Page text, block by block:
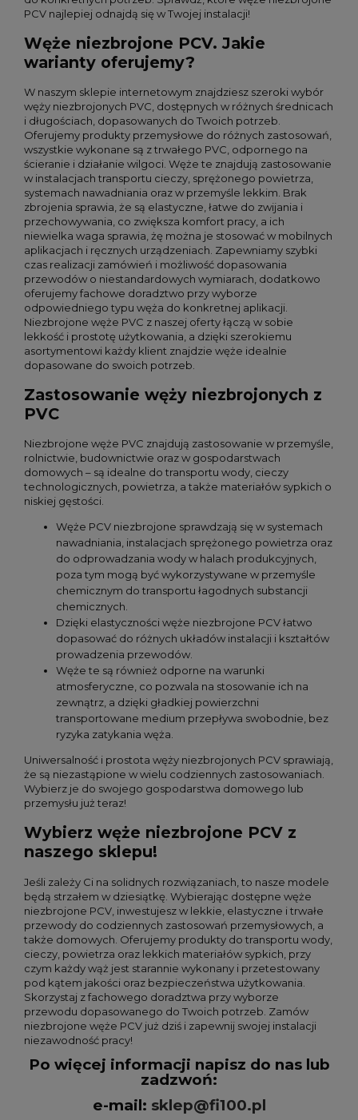
PCV najlepiej odnajdą się w Twojej instalacji!
Węże niezbrojone PCV. Jakie
warianty oferujemy?
W naszym sklepie internetowym znajdziesz szeroki wybór
węży niezbrojonych PVC, dostępnych w różnych średnicach
i długościach, dopasowanych do Twoich potrzeb.
Oferujemy produkty przemysłowe do różnych zastosowań,
wszystkie wykonane są z trwałego PVC, odpornego na
ścieranie i działanie wilgoci. Węże te znajdują zastosowanie
w instalacjach transportu cieczy, sprężonego powietrza,
systemach nawadniania oraz w przemyśle lekkim. Brak
zbrojenia sprawia, że są elastyczne, łatwe do zwijania i
przechowywania, co zwiększa komfort pracy, a ich
niewielka waga sprawia, żę można je stosować w mobilnych
aplikacjach i ręcznych urządzeniach. Zapewniamy szybki
czas realizacji zamówień i możliwość dopasowania
przewodów o niestandardowych wymiarach, dodatkowo
oferujemy fachowe doradztwo przy wyborze
odpowiedniego typu węża do konkretnej aplikacji.
Niezbrojone węże PVC z naszej oferty łączą w sobie
lekkość i prostotę użytkowania, a dzięki szerokiemu
asortymentowi każdy klient znajdzie węże idealnie
dopasowane do swoich potrzeb.
Zastosowanie węży niezbrojonych z
PVC
Niezbrojone węże PVC znajdują zastosowanie w przemyśle,
rolnictwie, budownictwie oraz w gospodarstwach
domowych – są idealne do transportu wody, cieczy
technologicznych, powietrza, a także materiałów sypkich o
niskiej gęstości.
Węże PCV niezbrojone sprawdzają się w systemach
nawadniania, instalacjach sprężonego powietrza oraz
do odprowadzania wody w halach produkcyjnych,
poza tym mogą być wykorzystywane w przemyśle
chemicznym do transportu łagodnych substancji
chemicznych.
Dzięki elastyczności węże niezbrojone PCV łatwo
dopasować do różnych układów instalacji i kształtów
prowadzenia przewodów.
Węże te są również odporne na warunki
atmosferyczne, co pozwala na stosowanie ich na
zewnątrz, a dzięki gładkiej powierzchni
transportowane medium przepływa swobodnie, bez
ryzyka zatykania węża.
Uniwersalność i prostota węży niezbrojonych PCV sprawiają,
że są niezastąpione w wielu codziennych zastosowaniach.
Wybierz je do swojego gospodarstwa domowego lub
przemysłu już teraz!
Wybierz węże niezbrojone PCV z
naszego sklepu!
Jeśli zależy Ci na solidnych rozwiązaniach, to nasze modele
będą strzałem w dziesiątkę. Wybierając dostępne węże
niezbrojone PCV, inwestujesz w lekkie, elastyczne i trwałe
przewody do codziennych zastosowań przemysłowych, a
także domowych. Oferujemy produkty do transportu wody,
cieczy, powietrza oraz lekkich materiałów sypkich, przy
czym każdy wąż jest starannie wykonany i przetestowany
pod kątem jakości oraz bezpieczeństwa użytkowania.
Skorzystaj z fachowego doradztwa przy wyborze
przewodu dopasowanego do Twoich potrzeb. Zamów
niezbrojone węże PCV już dziś i zapewnij swojej instalacji
niezawodność pracy!
Po więcej informacji napisz do nas lub
zadzwoń:
e-mail: sklep@fi100.pl